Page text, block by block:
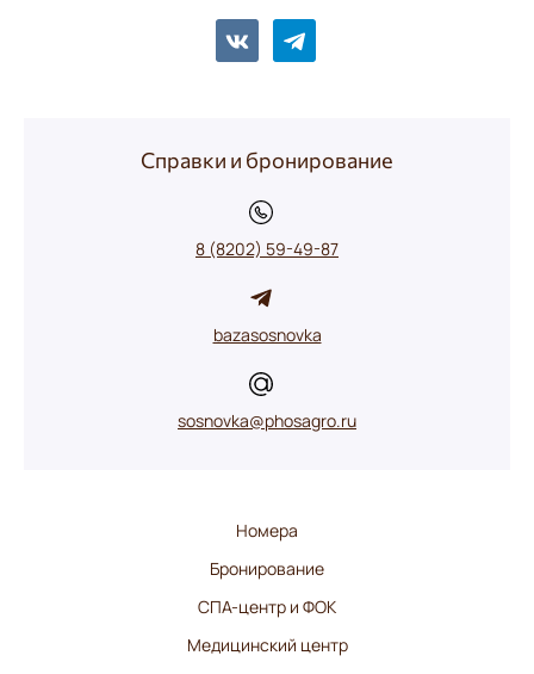
Справки и бронирование
8 (8202) 59-49-87
bazasosnovka
sosnovka@phosagro.ru
Номера
Бронирование
СПА-центр и ФОК
Медицинский центр